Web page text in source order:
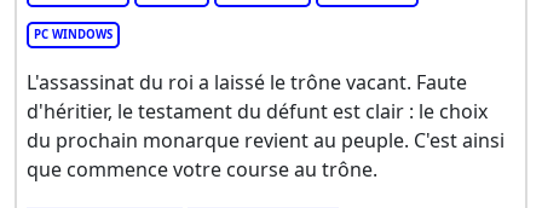
PC WINDOWS
L'assassinat du roi a laissé le trône vacant. Faute
d'héritier, le testament du défunt est clair : le choix
du prochain monarque revient au peuple. C'est ainsi
que commence votre course au trône.